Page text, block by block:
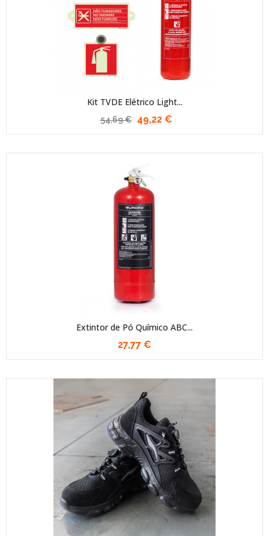
Kit TVDE Elétrico Light...
54,69 € 49,22 €
Extintor de Pó Químico ABC...
27,77 €